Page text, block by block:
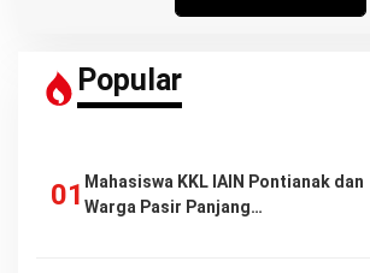
Popular
Mahasiswa KKL IAIN Pontianak dan
Warga Pasir Panjang…